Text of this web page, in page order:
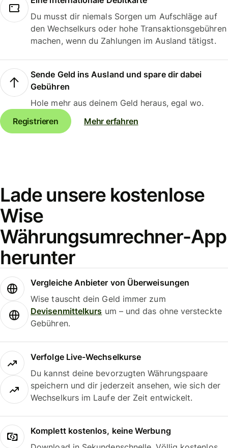
Du musst dir niemals Sorgen um Aufschläge auf
den Wechselkurs oder hohe Transaktionsgebühren
machen, wenn du Zahlungen im Ausland tätigst.
Sende Geld ins Ausland und spare dir dabei
Gebühren
Hole mehr aus deinem Geld heraus, egal wo.
Registrieren
Mehr erfahren
Lade unsere kostenlose
Wise
Währungsumrechner-App
herunter
Vergleiche Anbieter von Überweisungen
Wise tauscht dein Geld immer zum
Devisenmittelkurs um – und das ohne versteckte
Gebühren.
Verfolge Live-Wechselkurse
Du kannst deine bevorzugten Währungspaare
speichern und dir jederzeit ansehen, wie sich der
Wechselkurs im Laufe der Zeit entwickelt.
Komplett kostenlos, keine Werbung